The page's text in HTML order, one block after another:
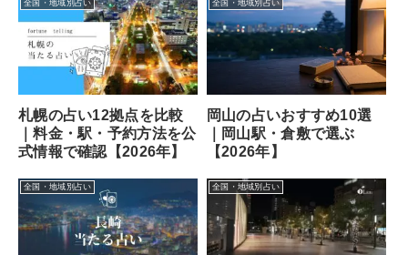
全国・地域別占い
札幌の占い12拠点を比較
｜料金・駅・予約方法を公
式情報で確認【2026年】
全国・地域別占い
岡山の占いおすすめ10選
｜岡山駅・倉敷で選ぶ
【2026年】
全国・地域別占い 全国・地域別占い